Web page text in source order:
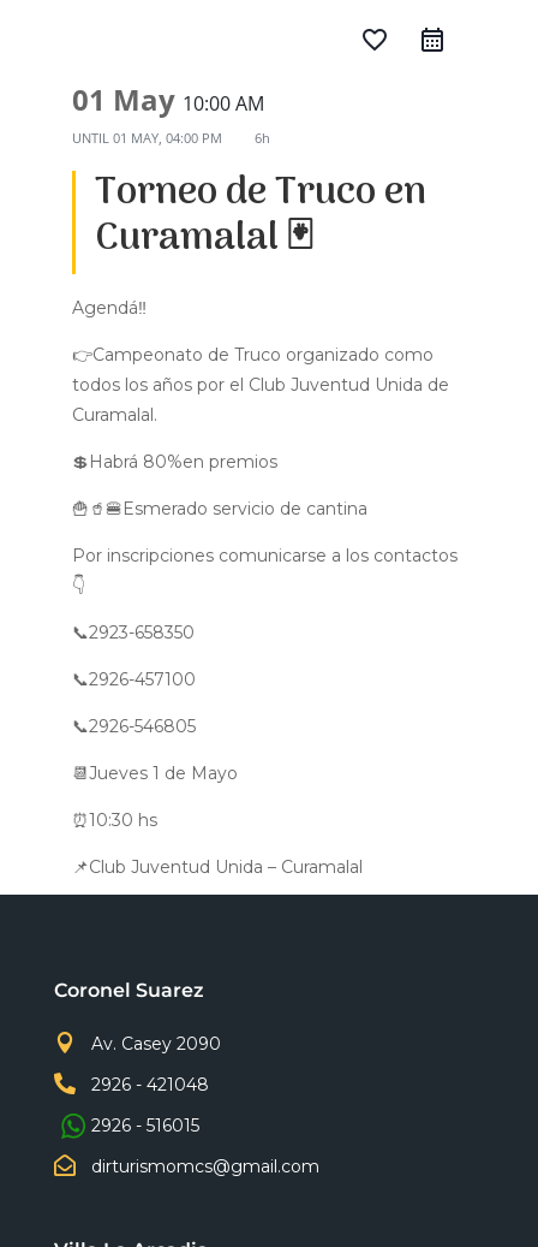
favorite_border
01 May 10:00 AM
UNTIL 01 MAY, 04:00 PM 6h
Torneo de Truco en
Curamalal 🃏
Agendá‼
👉Campeonato de Truco organizado como
todos los años por el Club Juventud Unida de
Curamalal.
💲Habrá 80%en premios
🍟🥤🍔Esmerado servicio de cantina
Por inscripciones comunicarse a los contactos
👇
📞2923-658350
📞2926-457100
📞2926-546805
📆Jueves 1 de Mayo
⏰10:30 hs
📌Club Juventud Unida – Curamalal
Coronel Suarez

Av. Casey 2090

2926 - 421048
2926 - 516015

dirturismomcs@gmail.com